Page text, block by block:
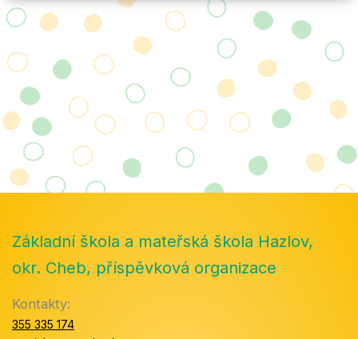
Základní škola a mateřská škola Hazlov,
okr. Cheb, příspěvková organizace
Kontakty:
355 335 174